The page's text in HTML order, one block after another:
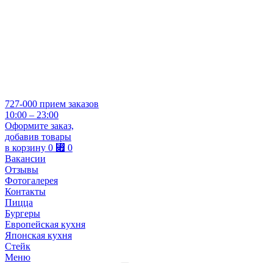
727-000 прием заказов
10:00 – 23:00
Оформите заказ,
добавив товары
в корзину 0 ⃏ 0
Вакансии
Отзывы
Фотогалерея
Контакты
Пицца
Бургеры
Европейская кухня
Японская кухня
Стейк
Меню